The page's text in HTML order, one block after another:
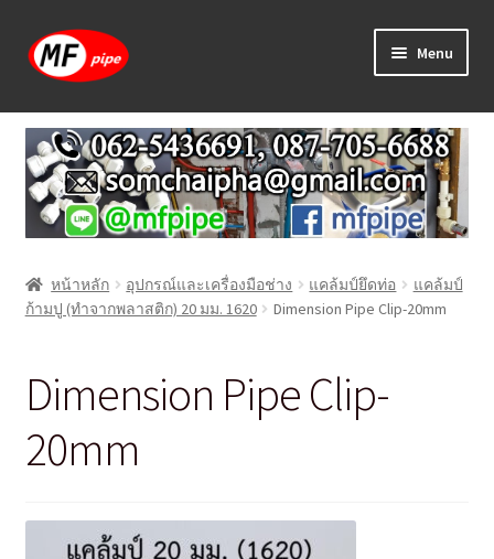
Skip
to
Skip
to
Menu
หน้าแรก
ร้านค้า
วิธีการเดินท่อ PAP
บทความ
แจ้งชำระเงิน
ติดต่อเรา
หน้าหลัก อุปกรณ์และเครื่องมือช่าง แคล้มป์ยึดท่อ
แคล้มป์
ก้ามปู (ทำจากพลาสติก) 20 มม. 1620
Dimension Pipe Clip-20mm
Dimension Pipe Clip-
20mm